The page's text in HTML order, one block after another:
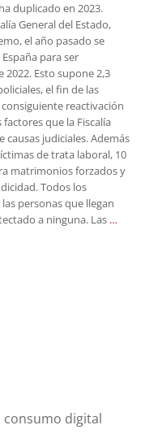
duplicado en 2023.
General del Estado,
el año pasado se
para ser
Esto supone 2,3
el fin de las
reactivación
que la Fiscalía
judiciales. Además
de trata laboral, 10
matrimonios forzados y
Todos los
personas que llegan
a ninguna. Las …
consumo digital